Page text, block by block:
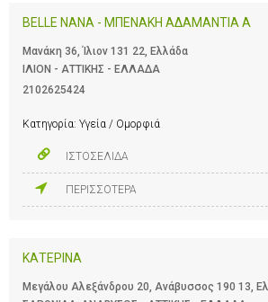
BELLE NANA - ΜΠΕΝΑΚΗ ΑΔΑΜΑΝΤΙΑ Α
Μανάκη 36, Ίλιον 131 22, Ελλάδα
ΙΛΙΟΝ - ΑΤΤΙΚΗΣ - ΕΛΛΑΔΑ
2102625424
Κατηγορία: Υγεία / Ομορφιά
ΙΣΤΟΣΕΛΙΔΑ
ΠΕΡΙΣΣΟΤΕΡΑ
ΚΑΤΕΡΙΝΑ
Μεγάλου Αλεξάνδρου 20, Ανάβυσσος 190 13,